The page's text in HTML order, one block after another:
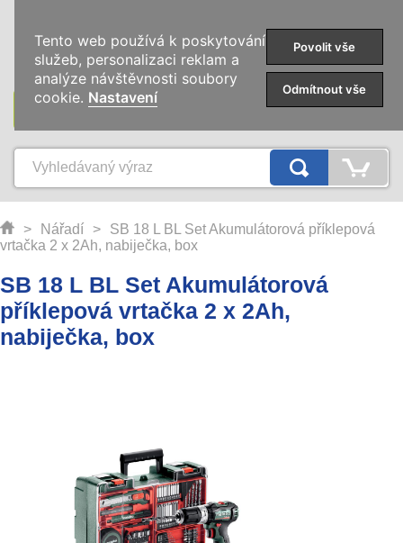
KATEGORIE
> Nářadí >
SB 18 L BL Set Akumulátorová příklepová
vrtačka 2 x 2Ah, nabiječka, box
SB 18 L BL Set Akumulátorová
příklepová vrtačka 2 x 2Ah,
nabiječka, box
Tento web používá k poskytování
služeb, personalizaci reklam a
analýze návštěvnosti soubory
cookie. Nastavení
Povolit vše
Odmítnout vše